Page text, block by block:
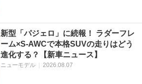
新型「パジェロ」に続報！ ラダーフレ
ーム×S-AWCで本格SUVの走りはどう
進化する？【新車ニュース】
ニューモデル 2026.08.07